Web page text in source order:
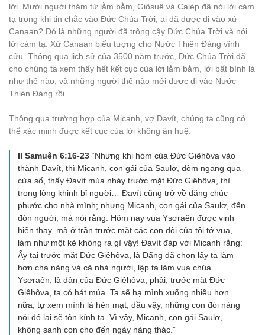
lời. Mười người thám tử lằm bằm, Giôsuê và Calép đã nói lời cảm
tạ trong khi tin chắc vào Đức Chúa Trời, ai đã được đi vào xứ
Canaan? Đó là những người đã trông cậy Đức Chúa Trời và nói
lời cảm tạ. Xứ Canaan biểu tượng cho Nước Thiên Đàng vĩnh
cửu. Thông qua lịch sử của 3500 năm trước, Đức Chúa Trời đã
cho chúng ta xem thấy hết kết cục của lời lằm bằm, lời bất bình là
như thế nào, và những người thế nào mới được đi vào Nước
Thiên Đàng rồi.
Thông qua trường hợp của Micanh, vợ Đavít, chúng ta cũng có
thể xác minh được kết cục của lời không ân huệ.
II Samuên 6:16-23 “Nhưng khi hòm của Đức Giêhôva vào
thành Đavít, thì Micanh, con gái của Saulơ, dòm ngang qua
cửa sổ, thấy Đavít múa nhảy trước mặt Đức Giêhôva, thì
trong lòng khinh bỉ người… Đavít cũng trở về đặng chúc
phước cho nhà mình; nhưng Micanh, con gái của Saulơ, đến
đón người, mà nói rằng: Hôm nay vua Ysơraên được vinh
hiển thay, mà ở trần trước mặt các con đòi của tôi tớ vua,
làm như một kẻ không ra gì vậy! Đavít đáp với Micanh rằng:
Ấy tại trước mặt Đức Giêhôva, là Đấng đã chọn lấy ta làm
hơn cha nàng và cả nhà người, lập ta làm vua chúa
Ysơraên, là dân của Đức Giêhôva; phải, trước mặt Đức
Giêhôva, ta có hát múa. Ta sẽ hạ mình xuống nhiều hơn
nữa, tự xem mình là hèn mạt; dầu vậy, những con đòi nàng
nói đó lại sẽ tôn kính ta. Vì vậy, Micanh, con gái Saulơ,
không sanh con cho đến ngày nàng thác.”